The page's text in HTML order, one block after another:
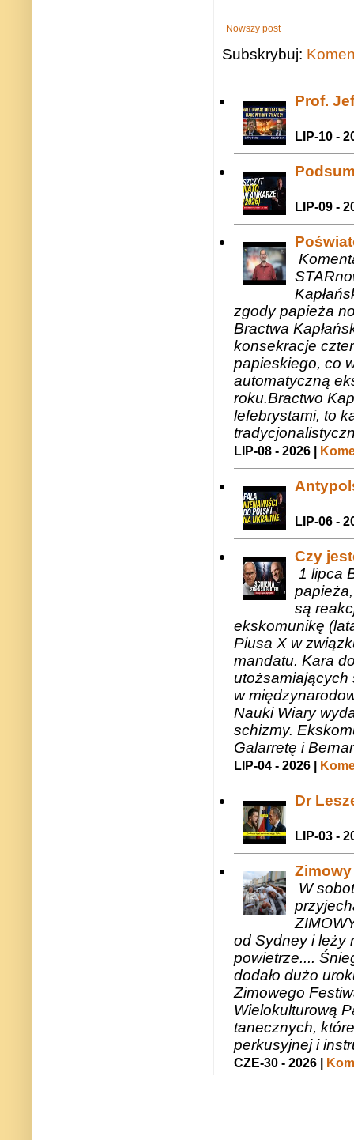
Nowszy post
Subskrybuj:
Prof.
LIP-10 -
LIP-09 -
zgody papieża
Bractwa
konsekracje
papieskiego, co
automatyczną
roku.Bractwo
lefebrystami, to
LIP-08 - 2026 |
LIP-06 -
Czy
1 lipca
są
ekskomunikę
Piusa X w
mandatu. Kara
utożsamiających
w
Nauki Wiary
schizmy.
Galarretę i
LIP-04 - 2026 |
Dr
LIP-03 -
W
od Sydney i leży
powietrze....
dodało dużo
Zimowego
Wielokulturową
tanecznych,
perkusyjnej i
CZE-30 - 2026 |